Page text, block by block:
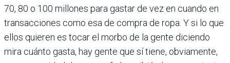
70, 80 o 100 millones para gastar de vez en cuando en
transacciones como esa de compra de ropa. Y si lo que
ellos quieren es tocar el morbo de la gente diciendo
mira cuánto gasta, hay gente que sí tiene, obviamente,